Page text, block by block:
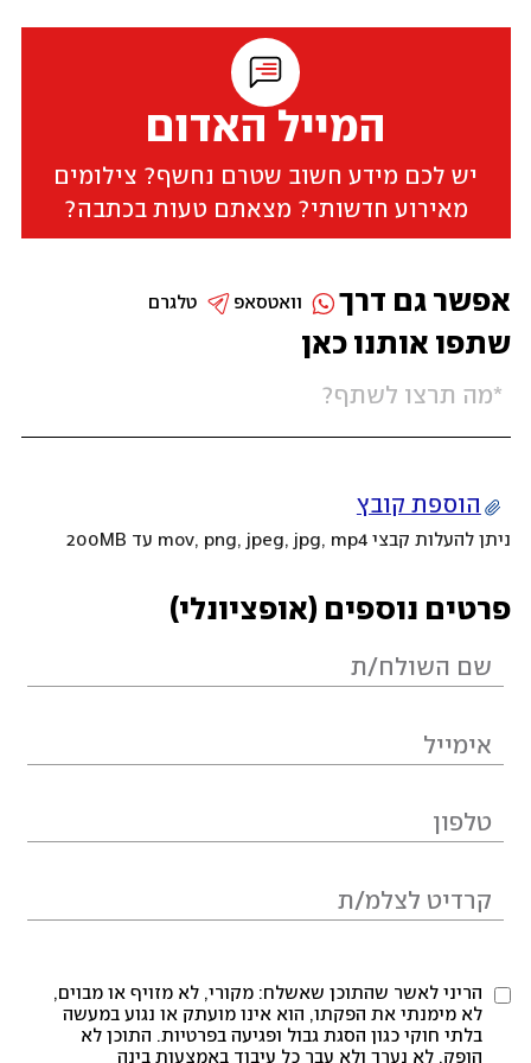
המייל האדום
יש לכם מידע חשוב שטרם נחשף? צילומים
מאירוע חדשותי? מצאתם טעות בכתבה?
שתפו אותנו כאן
הוספת קובץ
ניתן להעלות קבצי mov, png, jpeg, jpg, mp4 עד 200MB
פרטים נוספים (אופציונלי)
הריני לאשר שהתוכן שאשלח: מקורי, לא מזויף או מבוים,
לא מימנתי את הפקתו, הוא אינו מועתק או נגוע במעשה
בלתי חוקי כגון הסגת גבול ופגיעה בפרטיות. התוכן לא
הופק, לא נערך ולא עבר כל עיבוד באמצעות בינה
אפשר גם דרך טלגרם וואטסאפ